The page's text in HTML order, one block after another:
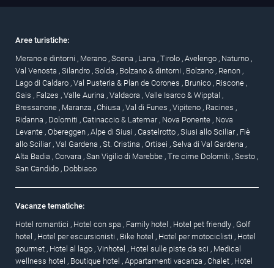
Aree turistiche:
Merano e dintorni , Merano , Scena , Lana , Tirolo , Avelengo , Naturno ,
Val Venosta , Silandro , Solda , Bolzano & dintorni , Bolzano , Renon ,
Lago di Caldaro , Val Pusteria & Plan de Corones , Brunico , Riscone ,
Gais , Falzes , Valle Aurina , Valdaora , Valle Isarco & Wipptal ,
Bressanone , Maranza , Chiusa , Val di Funes , Vipiteno , Racines ,
Ridanna , Dolomiti , Catinaccio & Latemar , Nova Ponente , Nova
Levante , Obereggen , Alpe di Siusi , Castelrotto , Siusi allo Sciliar , Fiè
allo Sciliar , Val Gardena , St. Cristina , Ortisei , Selva di Val Gardena ,
Alta Badia , Corvara , San Vigilio di Marebbe , Tre cime Dolomiti , Sesto ,
San Candido , Dobbiaco
Vacanze tematiche:
Hotel romantici , Hotel con spa , Family hotel , Hotel pet friendly , Golf
hotel , Hotel per escursionisti , Bike hotel , Hotel per motociclisti , Hotel
gourmet , Hotel al lago , Vinhotel , Hotel sulle piste da sci , Medical
wellness hotel , Boutique hotel , Appartamenti vacanza , Chalet , Hotel